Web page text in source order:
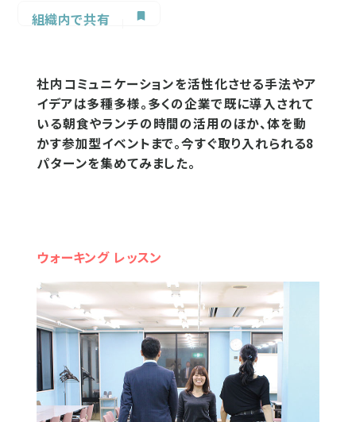
組織内で共有
社内コミュニケーションを活性化させる手法やア
イデアは多種多様。多くの企業で既に導入されて
いる朝食やランチの時間の活用のほか、体を動
かす参加型イベントまで。今すぐ取り入れられる8
パターンを集めてみました。
ウォーキング レッスン